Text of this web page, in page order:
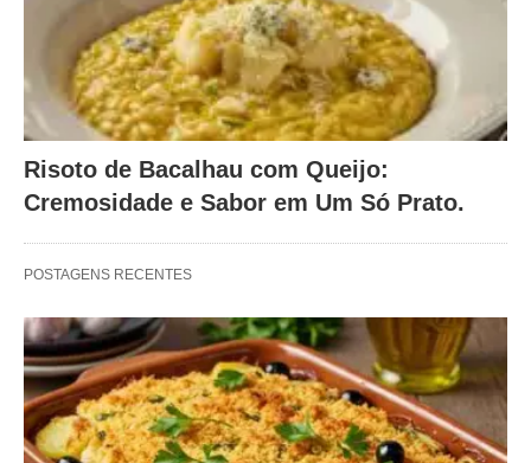
Risoto de Bacalhau com Queijo:
Cremosidade e Sabor em Um Só Prato.
POSTAGENS RECENTES